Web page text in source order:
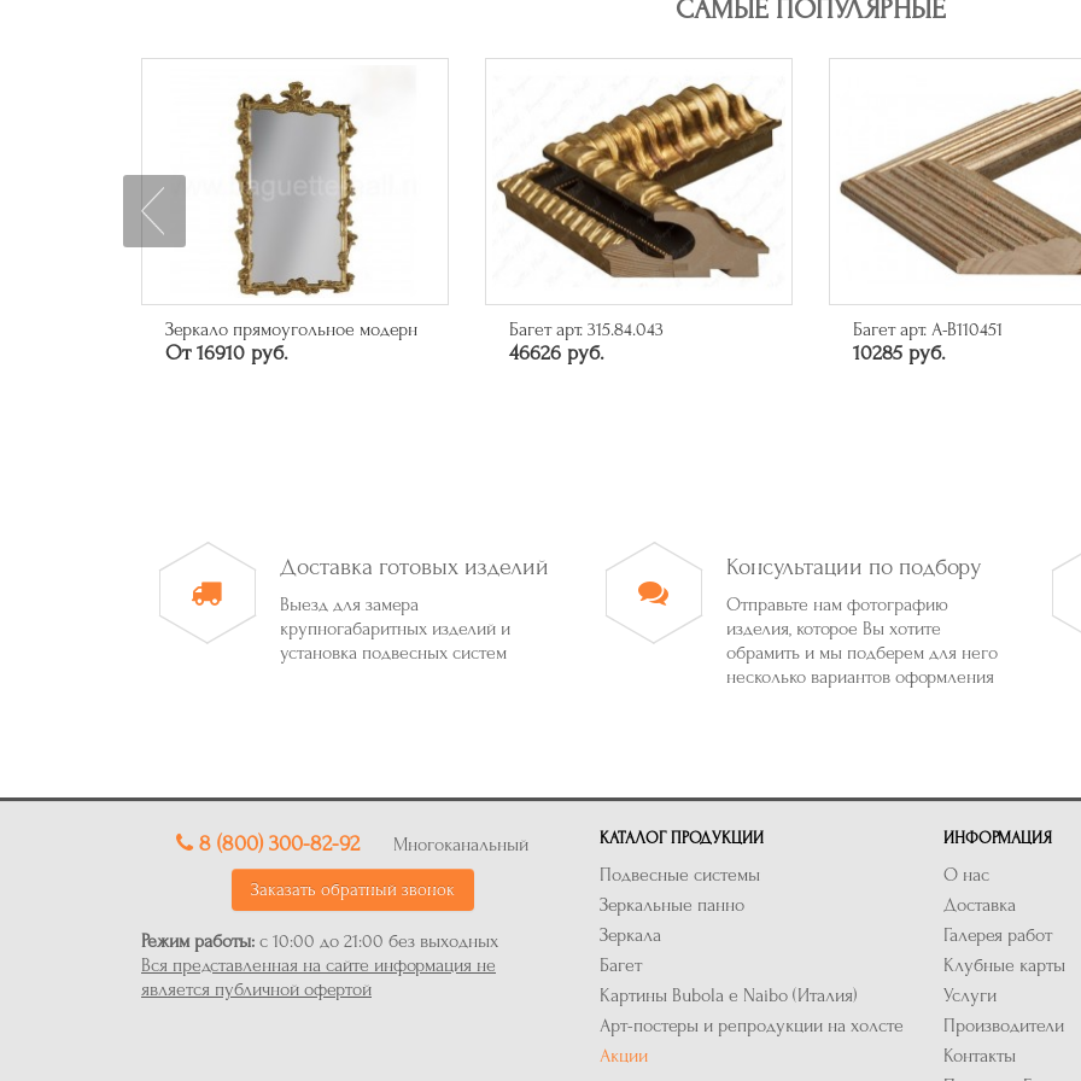
САМЫЕ ПОПУЛЯРНЫЕ
Багет арт. 315.84.043
46626 руб.
Багет арт. A-B110451
10285 руб.
Арт-постер "Мой первый
миллиард"
Доставка готовых изделий
Выезд для замера
крупногабаритных изделий и
установка подвесных систем
Консультации по подбору
Отправьте нам фотографию
изделия, которое Вы хотите
обрамить и мы подберем для него
несколько вариантов оформления
8 (800) 300-82-92 Многоканальный
Заказать обратный звонок
Режим работы: с 10:00 до 21:00 без выходных
Вся представленная на сайте информация не
является публичной офертой
КАТАЛОГ ПРОДУКЦИИ
Подвесные системы
Зеркальные панно
Зеркала
Багет
Картины Bubola e Naibo (Италия)
Арт-постеры и репродукции на холсте
Акции
ИНФОРМАЦИЯ
О нас
Доставка
Галерея работ
Клубные карты
Услуги
Производители
Контакты